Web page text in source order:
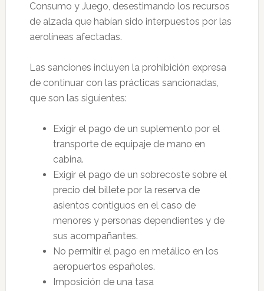
Consumo y Juego, desestimando los recursos
de alzada que habían sido interpuestos por las
aerolíneas afectadas.
Las sanciones incluyen la prohibición expresa
de continuar con las prácticas sancionadas,
que son las siguientes:
Exigir el pago de un suplemento por el
transporte de equipaje de mano en
cabina.
Exigir el pago de un sobrecoste sobre el
precio del billete por la reserva de
asientos contiguos en el caso de
menores y personas dependientes y de
sus acompañantes.
No permitir el pago en metálico en los
aeropuertos españoles.
Imposición de una tasa